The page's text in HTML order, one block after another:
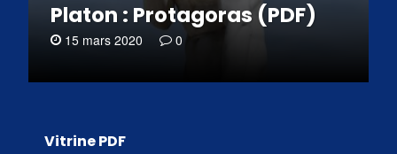
Platon : Protagoras (PDF)
15 mars 2020 0
Vitrine PDF